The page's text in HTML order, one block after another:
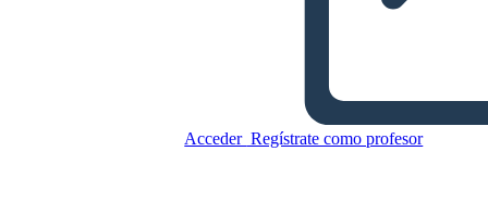
Acceder Regístrate como profesor
Fatti del Giorno Della
Camicia Arancione